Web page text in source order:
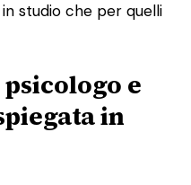
studio che per quelli
e
in